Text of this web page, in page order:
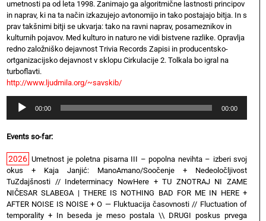
umetnosti pa od leta 1998. Zanimajo ga algoritmične lastnosti principov
in naprav, ki na ta način izkazujejo avtonomijo in tako postajajo bitja. In s
prav takšnimi bitji se ukvarja: tako na ravni naprav, posameznikov in
kulturnih pojavov. Med kulturo in naturo ne vidi bistvene razlike. Opravlja
redno založniško dejavnost Trivia Records Zapisi in producentsko-
ortganizacijsko dejavnost v sklopu Cirkulacije 2. Tolkala bo igral na
turboflavti.
http://www.ljudmila.org/~savskib/
Audio
Player
00:00 00:00
Events so-far:
2026 Umetnost je poletna pisarna III – popolna nevihta – izberi svoj
okus + Kaja Janjić: ManoAmano/Soočenje + Nedeoločljivost
TuZdajšnosti // Indeterminacy NowHere+TU ZNOTRAJ NI ZAME
NIČESAR SLABEGA | THERE IS NOTHING BAD FOR ME IN HERE+
AFTER NOISE IS NOISE+O — Fluktuacija časovnosti // Fluctuation of
temporality + In beseda je meso postala \\ DRUGI poskus prvega